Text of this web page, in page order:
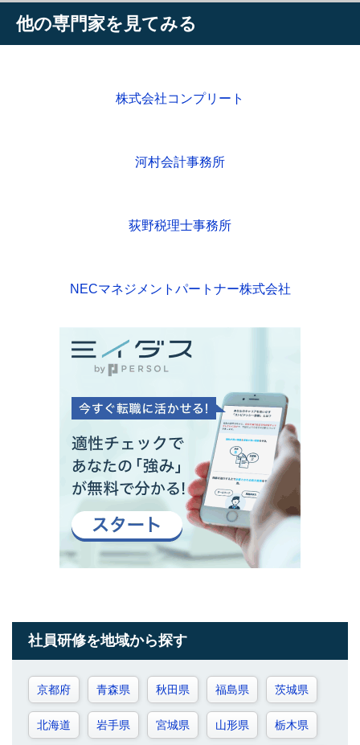
他の専門家を見てみる
株式会社コンプリート
河村会計事務所
荻野税理士事務所
NECマネジメントパートナー株式会社
社員研修を地域から探す
京都府 青森県 秋田県 福島県 茨城県
北海道 岩手県 宮城県 山形県 栃木県